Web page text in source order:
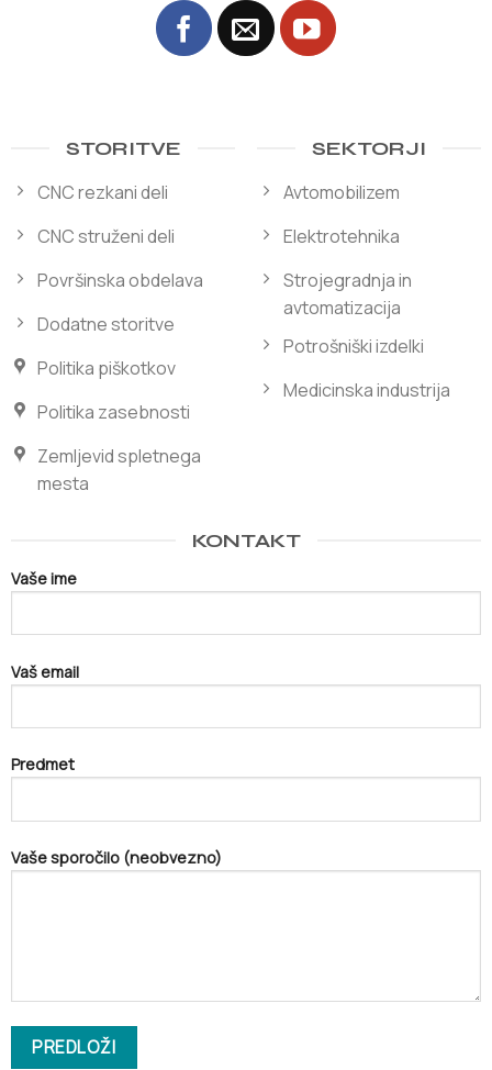
STORITVE
CNC rezkani deli
CNC struženi deli
Površinska obdelava
Dodatne storitve
Politika piškotkov
Politika zasebnosti
Zemljevid spletnega
mesta
SEKTORJI
Avtomobilizem
Elektrotehnika
Strojegradnja in
avtomatizacija
Potrošniški izdelki
Medicinska industrija
KONTAKT
Vaše ime
Vaš email
Predmet
Vaše sporočilo (neobvezno)